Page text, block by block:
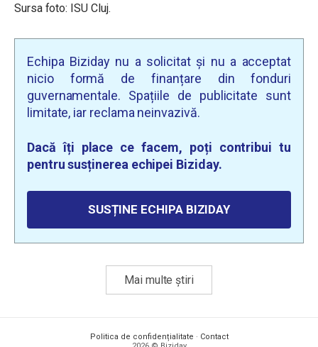
Sursa foto: ISU Cluj.
Echipa Biziday nu a solicitat și nu a acceptat
nicio formă de finanțare din fonduri
guvernamentale. Spațiile de publicitate sunt
limitate, iar reclama neinvazivă.
Dacă îți place ce facem, poți contribui tu
pentru susținerea echipei Biziday.
SUSȚINE ECHIPA BIZIDAY
Mai multe știri
Politica de confidențialitate · Contact